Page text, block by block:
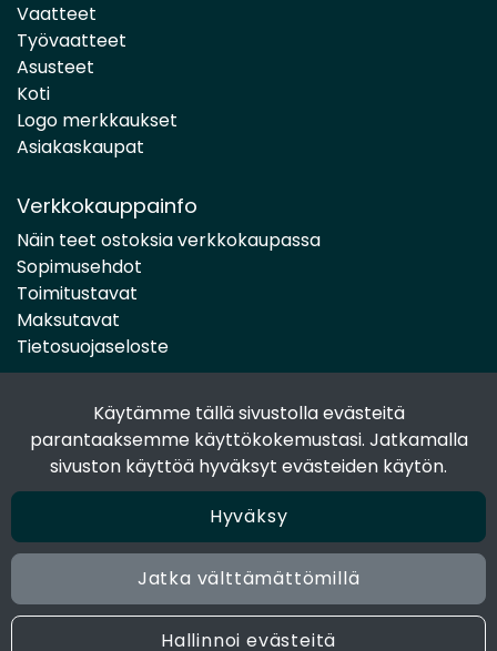
Käytämme tällä sivustolla evästeitä
parantaaksemme käyttökokemustasi. Jatkamalla
sivuston käyttöä hyväksyt evästeiden käytön.
Hyväksy
Jatka välttämättömillä
Hallinnoi evästeitä
Vaatteet
Työvaatteet
Asusteet
Koti
Logo merkkaukset
Asiakaskaupat
Verkkokauppainfo
Näin teet ostoksia verkkokaupassa
Sopimusehdot
Toimitustavat
Maksutavat
Tietosuojaseloste
Seuraa sosiaalisessa mediassa
Facebook
© 2024 Joen Tukkutiimi. All rights reserved. Site by
Oy